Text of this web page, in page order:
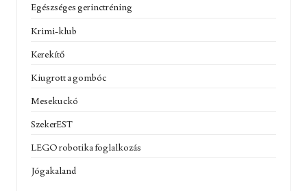
Egészséges gerinctréning
Krimi-klub
Kerekítő
Kiugrott a gombóc
Mesekuckó
SzekerEST
LEGO robotika foglalkozás
Jógakaland